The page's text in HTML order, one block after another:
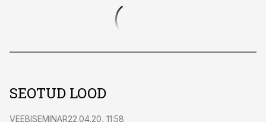
SEOTUD LOOD
VEEBISEMINAR22.04.20, 11:58